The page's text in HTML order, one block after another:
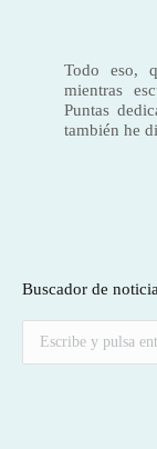
Todo eso,
mientras
Puntas
también he
Buscador de